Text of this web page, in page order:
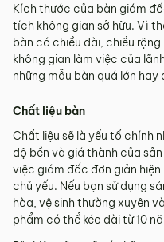
Kích thước của bàn giám
tích không gian sở hữu. Vì
bàn có chiều dài, chiều
không gian làm việc của
những mẫu bàn quá lớn
Chất liệu bàn
Chất liệu sẽ là yếu tố chính
độ bền và giá thành của
việc giám đốc đơn giản
chủ yếu. Nếu bạn sử dụng
hòa, vệ sinh thường xuyên
phẩm có thể kéo dài từ 10